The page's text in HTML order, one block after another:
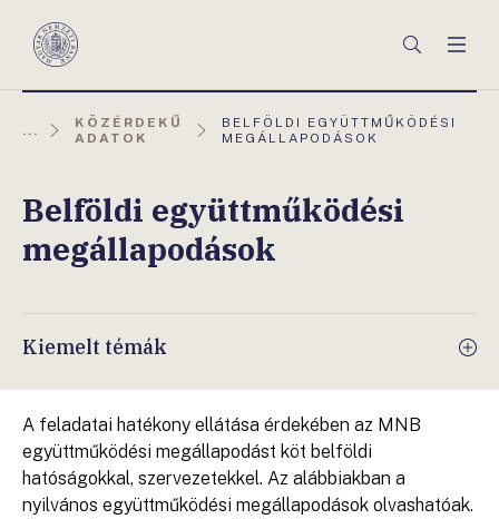
Magyar
Keresés
...
KÖZÉRDEKŰ
ADATOK
AKTUÁLIS
OLDAL:
BELFÖLDI EGYÜTTMŰKÖDÉSI
MEGÁLLAPODÁSOK
Belföldi együttműködési
megállapodások
Kiemelt témák
A feladatai hatékony ellátása érdekében az MNB
együttműködési megállapodást köt belföldi
hatóságokkal, szervezetekkel. Az alábbiakban a
nyilvános együttműködési megállapodások olvashatóak.